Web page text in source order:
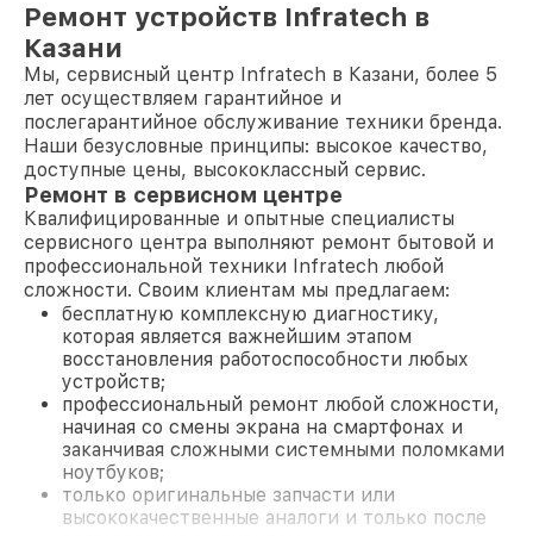
Ремонт устройств Infratech в
Казани
Мы, сервисный центр Infratech в Казани, более 5
лет осуществляем гарантийное и
послегарантийное обслуживание техники бренда.
Наши безусловные принципы: высокое качество,
доступные цены, высококлассный сервис.
Ремонт в сервисном центре
Квалифицированные и опытные специалисты
сервисного центра выполняют ремонт бытовой и
профессиональной техники Infratech любой
сложности. Своим клиентам мы предлагаем:
бесплатную комплексную диагностику,
которая является важнейшим этапом
восстановления работоспособности любых
устройств;
профессиональный ремонт любой сложности,
начиная со смены экрана на смартфонах и
заканчивая сложными системными поломками
ноутбуков;
только оригинальные запчасти или
высококачественные аналоги и только после